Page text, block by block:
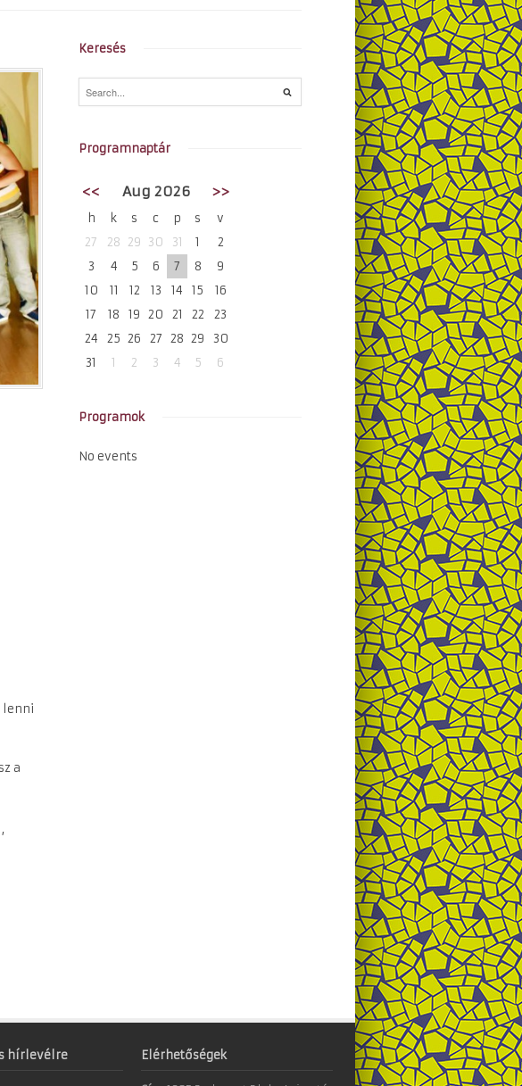
lenni
a
Keresés
Programnaptár
<< Aug 2026 >>
h k s c p s
v
27
28 29 30 31 1
2
3
4 5 6 7 8
9
10
11 12 13 14 15
16
17
18 19 20 21 22
23
24
25 26 27 28 29
30
31
1 2 3 4 5 6
Programok
No events
hírlevélre Elérhetőségek